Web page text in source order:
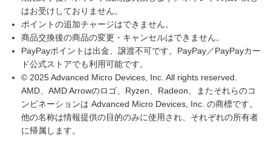
はお受けしておりません。
ポイントの追加チャージはできません。
商品交換後の商品の変更・キャンセルはできません。
PayPayポイントは出金、譲渡不可です。PayPay／PayPayカー
ド公式ストアでも利用可能です。
© 2025 Advanced Micro Devices, Inc. All rights reserved.
AMD、AMD Arrowのロゴ、Ryzen、Radeon、またそれらのコ
ンビネーションは Advanced Micro Devices, Inc. の商標です。
他の名称は情報提供の目的のみに使用され、それぞれの所有者
に帰属します。